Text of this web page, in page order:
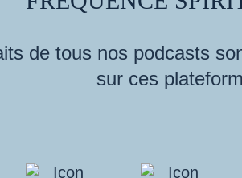
de tous nos podcasts
sur ces